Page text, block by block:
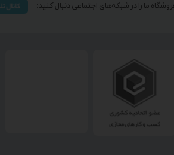
ما را در شبکه‌های اجتماعی دنبال کنید: